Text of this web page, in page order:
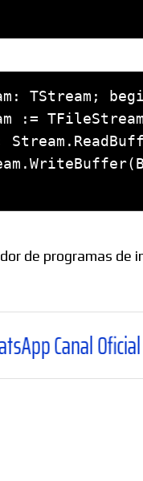
TStream;
de programas de